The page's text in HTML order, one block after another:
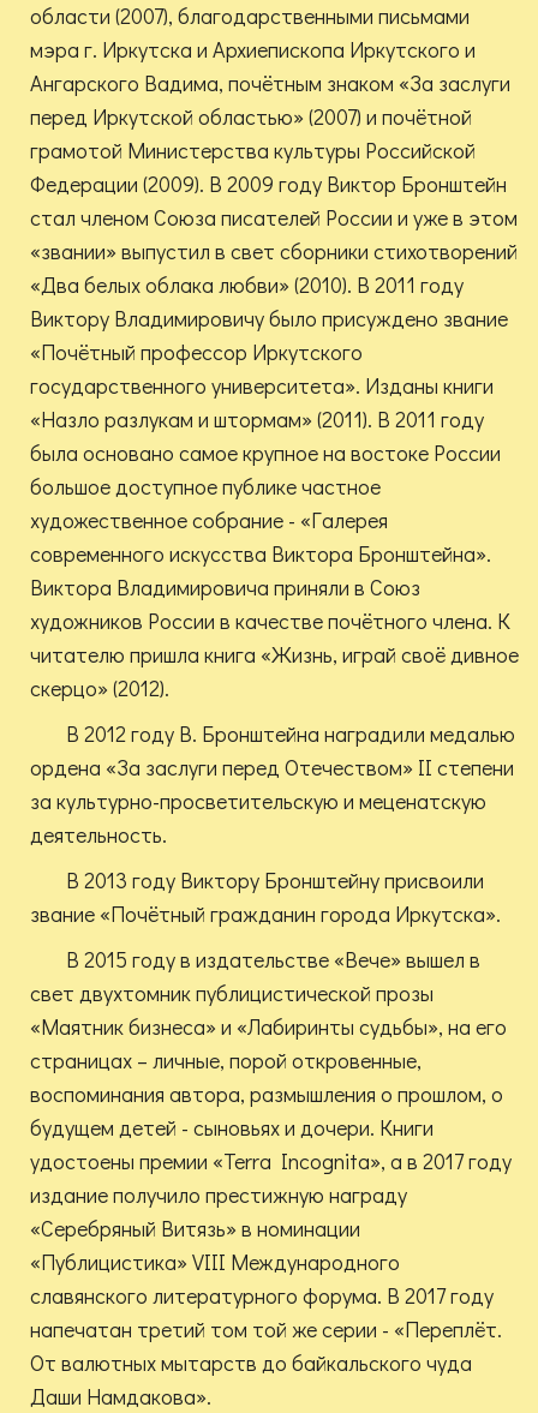
области (2007), благодарственными письмами
мэра г. Иркутска и Архиепископа Иркутского и
Ангарского Вадима, почётным знаком «За заслуги
перед Иркутской областью» (2007) и почётной
грамотой Министерства культуры Российской
Федерации (2009). В 2009 году Виктор Бронштейн
стал членом Союза писателей России и уже в этом
«звании» выпустил в свет сборники стихотворений
«Два белых облака любви» (2010). В 2011 году
Виктору Владимировичу было присуждено звание
«Почётный профессор Иркутского
государственного университета». Изданы книги
«Назло разлукам и штормам» (2011). В 2011 году
была основано самое крупное на востоке России
большое доступное публике частное
художественное собрание - «Галерея
современного искусства Виктора Бронштейна».
Виктора Владимировича приняли в Союз
художников России в качестве почётного члена. К
читателю пришла книга «Жизнь, играй своё дивное
скерцо» (2012).
В 2012 году В. Бронштейна наградили медалью
ордена «За заслуги перед Отечеством» II степени
за культурно-просветительскую и меценатскую
деятельность.
В 2013 году Виктору Бронштейну присвоили
звание «Почётный гражданин города Иркутска».
В 2015 году в издательстве «Вече» вышел в
свет двухтомник публицистической прозы
«Маятник бизнеса» и «Лабиринты судьбы», на его
страницах – личные, порой откровенные,
воспоминания автора, размышления о прошлом, о
будущем детей - сыновьях и дочери. Книги
удостоены премии «Terra Incognita», а в 2017 году
издание получило престижную награду
«Серебряный Витязь» в номинации
«Публицистика» VIII Международного
славянского литературного форума. В 2017 году
напечатан третий том той же серии - «Переплёт.
От валютных мытарств до байкальского чуда
Даши Намдакова».